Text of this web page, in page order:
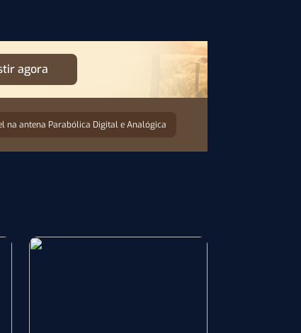
agora
na antena Parabólica Digital e Analógica